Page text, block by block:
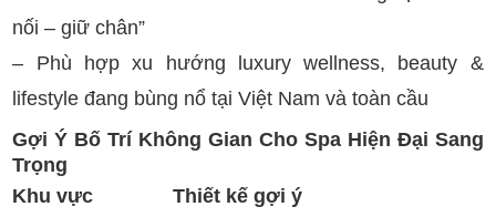
nối – giữ chân”
– Phù hợp xu hướng luxury wellness, beauty &
lifestyle đang bùng nổ tại Việt Nam và toàn cầu
Gợi Ý Bố Trí Không Gian Cho Spa Hiện Đại Sang
Trọng
Khu vực
Thiết kế gợi ý